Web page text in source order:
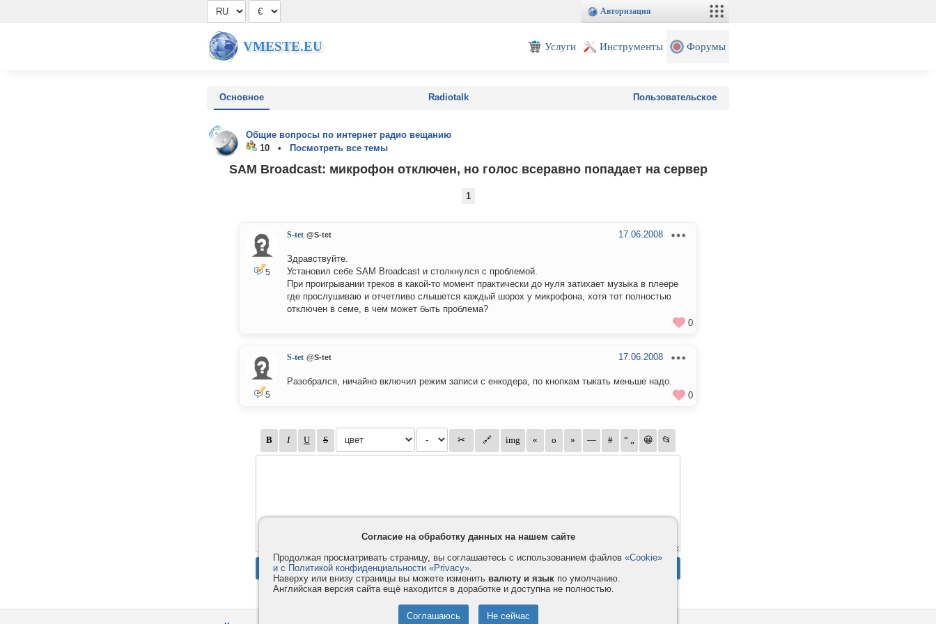
Авторизация
VMESTE.EU Услуги Инструменты Форумы
Основное Radiotalk Пользовательское
Общие вопросы по интернет радио вещанию
10 •
Посмотреть все темы
SAM Broadcast: микрофон отключен, но голос всеравно попадает на сервер
1
5
S-tet @S-tet 17.06.2008
Здравствуйте.
Установил себе SAM Broadcast и столкнулся с проблемой.
При проигрывании треков в какой-то момент практически до нуля затихает музыка в плеере
где прослушиваю и отчетливо слышется каждый шорох у микрофона, хотя тот полностью
отключен в семе, в чем может быть проблема?
0
5
S-tet @S-tet 17.06.2008
Разобрался, ничайно включил режим записи с енкодера, по кнопкам тыкать меньше надо.
0
Согласие на обработку данных на нашем сайте
Продолжая просматривать страницу, вы соглашаетесь с использованием файлов «Cookie»
и с Политикой конфиденциальности «Privacy».
Наверху или внизу страницы вы можете изменить валюту и язык по умолчанию.
Английская версия сайта ещё находится в доработке и доступна не полностью.